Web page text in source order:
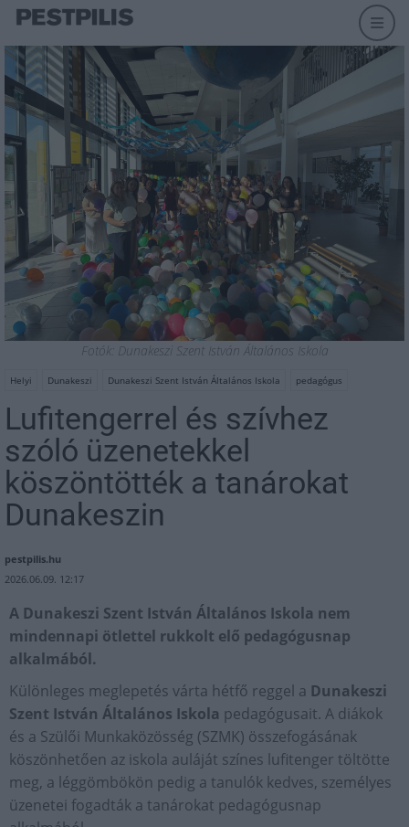
Fotók: Dunakeszi Szent István Általános Iskola
Helyi Dunakeszi Dunakeszi Szent István Általános Iskola pedagógus
Lufitengerrel és szívhez
szóló üzenetekkel
köszöntötték a tanárokat
Dunakeszin
pestpilis.hu
2026.06.09. 12:17
A Dunakeszi Szent István Általános Iskola nem
mindennapi ötlettel rukkolt elő pedagógusnap
alkalmából.
Különleges meglepetés várta hétfő reggel a Dunakeszi
Szent István Általános Iskola pedagógusait. A diákok
és a Szülői Munkaközösség (SZMK) összefogásának
köszönhetően az iskola auláját színes lufitenger töltötte
meg, a léggömbökön pedig a tanulók kedves, személyes
üzenetei fogadták a tanárokat pedagógusnap